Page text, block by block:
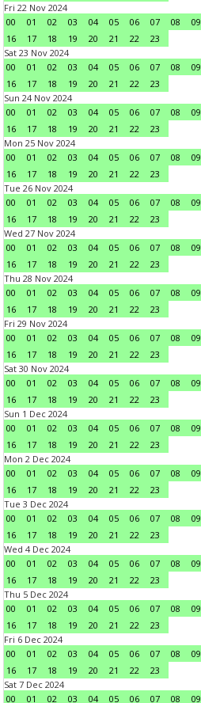
Fri 22 Nov 2024
00
01 02 03 04 05 06 07 08 09
16
17 18 19 20 21 22
23
Sat 23 Nov 2024
00
01 02 03 04 05 06 07 08 09
16
17 18 19 20 21 22
23
Sun 24 Nov 2024
00
01 02 03 04 05 06 07 08 09
16
17 18 19 20 21 22
23
Mon 25 Nov 2024
00
01 02 03 04 05 06 07 08 09
16
17 18 19 20 21 22
23
Tue 26 Nov 2024
00
01 02 03 04 05 06 07 08 09
16
17 18 19 20 21 22
23
Wed 27 Nov 2024
00
01 02 03 04 05 06 07 08 09
16
17 18 19 20 21 22
23
Thu 28 Nov 2024
00
01 02 03 04 05 06 07 08 09
16
17 18 19 20 21 22
23
Fri 29 Nov 2024
00
01 02 03 04 05 06 07 08 09
16
17 18 19 20 21 22
23
Sat 30 Nov 2024
00
01 02 03 04 05 06 07 08 09
16
17 18 19 20 21 22
23
Sun 1 Dec 2024
00
01 02 03 04 05 06 07 08 09
16
17 18 19 20 21 22
23
Mon 2 Dec 2024
00
01 02 03 04 05 06 07 08 09
16
17 18 19 20 21 22
23
Tue 3 Dec 2024
00
01 02 03 04 05 06 07 08 09
16
17 18 19 20 21 22
23
Wed 4 Dec 2024
00
01 02 03 04 05 06 07 08 09
16
17 18 19 20 21 22
23
Thu 5 Dec 2024
00
01 02 03 04 05 06 07 08 09
16
17 18 19 20 21 22
23
Fri 6 Dec 2024
00
01 02 03 04 05 06 07 08 09
16
17 18 19 20 21 22
23
Sat 7 Dec 2024
00
01 02 03 04 05 06 07 08 09